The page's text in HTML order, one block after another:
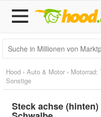
Hood › Auto & Motor › Motorrad:
Sonstige
Steck achse (hinten)